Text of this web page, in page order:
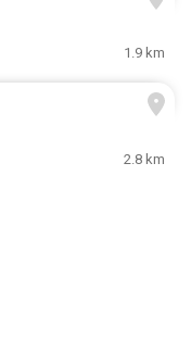
1.9 km
2.8 km